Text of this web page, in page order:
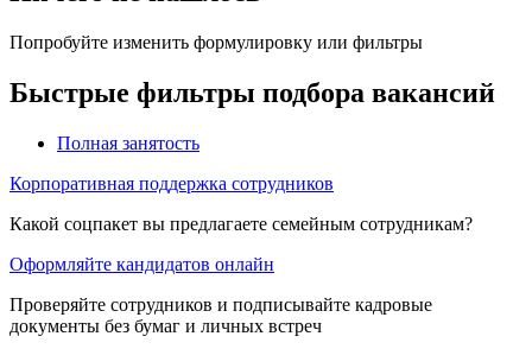
Попробуйте изменить формулировку или фильтры
Быстрые фильтры подбора вакансий
Полная занятость
Корпоративная поддержка сотрудников
Какой соцпакет вы предлагаете семейным сотрудникам?
Оформляйте кандидатов онлайн
Проверяйте сотрудников и подписывайте кадровые
документы без бумаг и личных встреч